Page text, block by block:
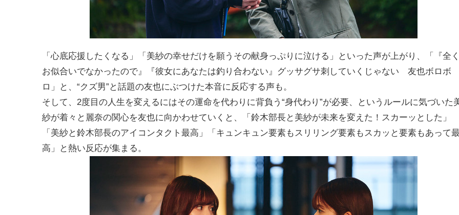
「心底応援したくなる」「美紗の幸せだけを願うその献身っぷりに泣ける」といった声が上がり、「『全
お似合いでなかったので』『彼女にあなたは釣り合わない』グッサグサ刺していくじゃない 友也ボロボ
ロ」と、“クズ男”と話題の友也にぶつけた本音に反応する声も。
そして、2度目の人生を変えるにはその運命を代わりに背負う“身代わり”が必要、というルールに気づいた
紗が着々と麗奈の関心を友也に向かわせていくと、「鈴木部長と美紗が未来を変えた！スカーッとした」
「美紗と鈴木部長のアイコンタクト最高」「キュンキュン要素もスリリング要素もスカッと要素もあって
高」と熱い反応が集まる。